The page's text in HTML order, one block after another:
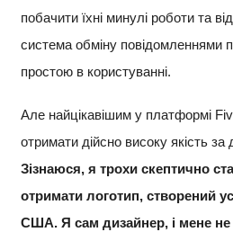
побачити їхні минулі роботи та
система обміну повідомленнями
простою в користуванні.
Але найцікавішим у платформі
отримати дійсно високу якість
Зізнаюся, я трохи скептично
отримати логотип, створений
США. Я сам дизайнер, і мене не